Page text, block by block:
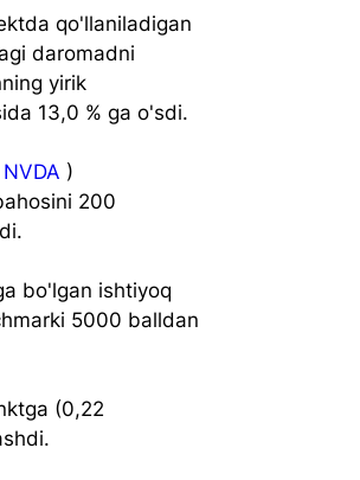
qo'llaniladigan
daromadni
yirik
13,0 % ga o'sdi.
NVDA )
200
bo'lgan ishtiyoq
5000 balldan
(0,22